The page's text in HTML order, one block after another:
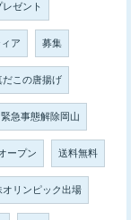
ゼント
ア 募集
だこの唐揚げ
緊急事態解除岡山
ープン 送料無料
オリンピック出場